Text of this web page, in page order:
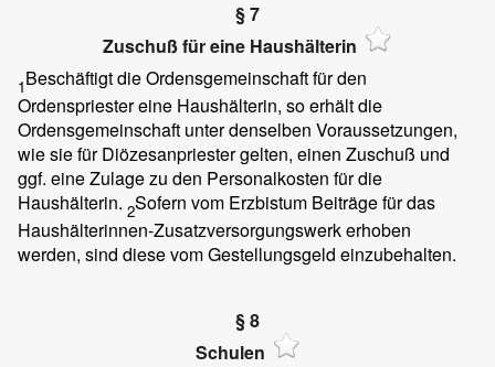
§ 7
Zuschuß für eine Haushälterin
1Beschäftigt die Ordensgemeinschaft für den
Ordenspriester eine Haushälterin, so erhält die
Ordensgemeinschaft unter denselben Voraussetzungen,
wie sie für Diözesanpriester gelten, einen Zuschuß und
ggf. eine Zulage zu den Personalkosten für die
Haushälterin. 2Sofern vom Erzbistum Beiträge für das
Haushälterinnen-Zusatzversorgungswerk erhoben
werden, sind diese vom Gestellungsgeld einzubehalten.
§ 8
Schulen